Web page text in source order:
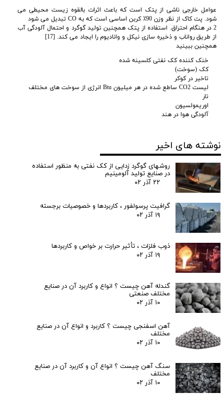
عوامل خارجی ناشی از پتک است که باعث اثرات بالقوه زیست محیطی می
شود. پت کاک از نظر وزن 90٪ کربن اساسی است که به
2 در هنگام احتراق. استفاده از پتک همچنین تولید گوگرد و احتمال آلودگی آب
از طریق رواناب و ذخیره سازی نیکل و وانادیوم را ایجاد می کند. [17]
همچنین ببینید
خنک کننده کک نفتی کلسینه شده
کک (سوخت)
تاخیر در کوکر
لیست CO2 ساطع شده در هر میلیون Btu انرژی از سوخت های مختلف
تار
اوریمولسیون
آلودگی هوا در هند
نوشته های اخیر
روشهای گوگرد زدایی از کک نفتی به منظور استفاده
در صنایع تولید آلومینیم
۲۲ آذر ۰۲
گرافیت پرسولفور ، کاربردها و خصوصیات برجسته
۱۹ آذر ۰۲
ذوب فلزات ، تأثیر حرارت بر خواص و کاربردها
۱۹ آذر ۰۲
گندله آهن چیست ؟ انواع و کاربرد آن در صنایع
مختلف صنعتی
۱۰ آذر ۰۲
آهن اسفنجی چیست ؟ کاربرد و انواع آن در صنایع
مختلف
۱۰ آذر ۰۲
سنگ آهن چیست ؟ انواع آن و کاربرد آن در صنایع
مختلف
۱۰ آذر ۰۲